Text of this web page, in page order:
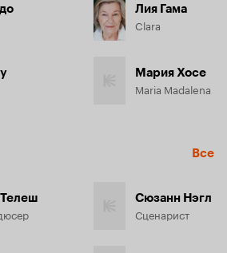
Лия Гама
Clara
Мария Хосе
Maria Madalena
Все
Сюзанн Нэгл
Сценарист